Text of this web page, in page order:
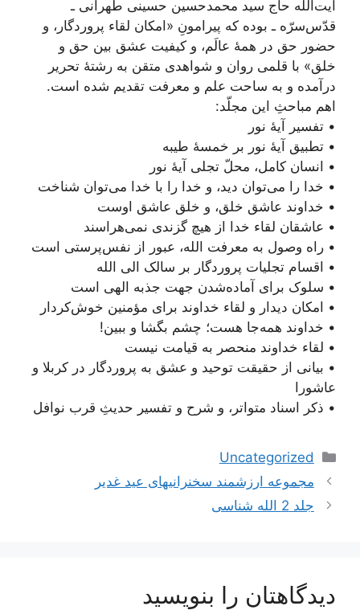
آیت‌الله حاج سید محمد‌حسین حسینی طهرانی ـ
قدّس‌سرّه ـ بوده که پیرامونِ «امکان لقاء پروردگار، و
حضور حق در همۀ عالَم، و کیفیت عشق بین حق و
خلق» با قلمی روان و شواهدی متقن به رشتۀ تحریر
درآمده و به ساحت علم و معرفت تقدیم شده است.
اهم مباحثِ این مجلّد:
• تفسیر آیۀ نور
• تطبیق آیۀ نور بر خمسۀ طیبه
• انسان کامل، محلّ تجلی آیۀ نور
• خدا را می‌توان دید، و خدا را با خدا می‌توان شناخت
• خداوند عاشق خلق، و خلق عاشق اوست
• عاشقان لقاء خدا از هیچ گزندی نمی‌هراسند
• راه وصول به معرفت الله، عبور از نفس‌پرستی است
• اقسام تجلیات پروردگار بر سالک الی الله
• سلوک برای آماده‌شدن جهت جذبه الهی است
• امکان دیدار و لقاء خداوند برای مؤمنین خوش‌کردار
• خداوند همه‌جا هست؛ چشم بگشا و ببین!
• لقاء خداوند منحصر به قیامت نیست
• بیانی از حقیقت توحید و عشق به پروردگار در کربلا و
عاشورا
• ذکر اسناد متواتر، و شرح و تفسیر حدیثِ قرب نوافل
دسته‌ها
Uncategorized
ناوبری
نوشته‌ها
مجموعه ارزشمند سخنرانیهای عید غدیر
جلد 2 الله شناسی
دیدگاهتان را بنویسید